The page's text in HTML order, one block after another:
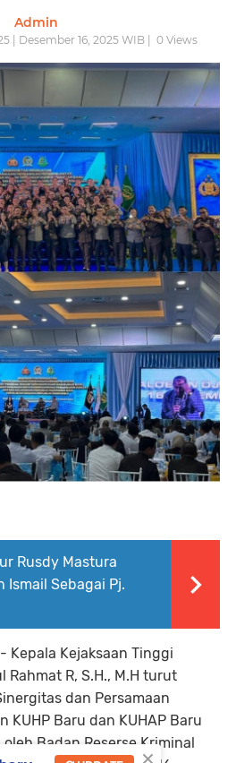
Admin
| Desember 16, 2025 WIB | 0 Views
Rusdy Mastura
Ismail Sebagai Pj.
Kepala Kejaksaan Tinggi
Rahmat R, S.H., M.H turut
dan Persamaan
KUHP Baru dan KUHAP Baru
Badan Reserse Kriminal